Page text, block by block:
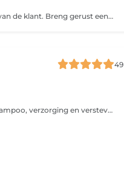
Opsteken van de haren naar wens van de klant. Breng gerust een foto mee!
49
All-in = Wassen met aangepaste shampoo, verzorging en versteviger + afwerking.